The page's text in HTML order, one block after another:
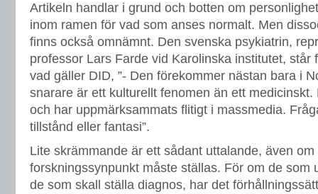
Artikeln handlar i grund och botten om
inom ramen för vad som anses normalt. Men
finns också omnämnt. Den svenska psykiatrin,
professor Lars Farde vid Karolinska institutet, står
vad gäller DID, ”- Den förekommer nästan bara i
snarare är ett kulturellt fenomen än ett
och har uppmärksammats flitigt i massmedia.
tillstånd eller fantasi”.
Lite skrämmande är ett sådant uttalande, även
forskningssynpunkt måste ställas. För om de som
de som skall ställa diagnos, har det